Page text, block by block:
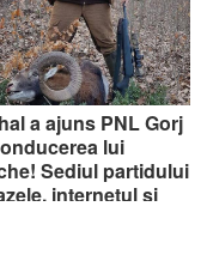
a ajuns PNL Gorj
lui
Sediul partidului
internetul și